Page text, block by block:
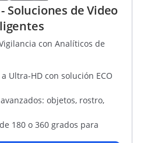
- Soluciones de Video
con Analíticos de
Ultra-HD con solución ECO
objetos, rostro,
180 o 360 grados para